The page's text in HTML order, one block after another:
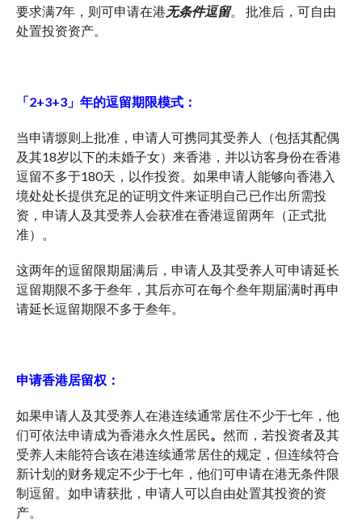
要求满7年，则可申请在港无条件逗留。 批准后，可自由
处置投资资产。
「2+3+3 」年的逗留期限模式：
当申请塬则上批准，申请人可携同其受养人（包括其配偶
及其18岁以下的未婚子女）来香港，并以访客身份在香港
逗留不多于180天，以作投资。如果申请人能够向香港入
境处处长提供充足的证明文件来证明自己已作出所需投
资，申请人及其受养人会获准在香港逗留两年（正式批
准）。
这两年的逗留限期届满后，申请人及其受养人可申请延长
逗留期限不多于叁年，其后亦可在每个叁年期届满时再申
请延长逗留期限不多于叁年。
申请香港居留权：
如果申请人及其受养人在港连续通常居住不少于七年，他
们可依法申请成为香港永久性居民。 然而，若投资者及其
受养人未能符合该在港连续通常居住的规定，但连续符合
新计划的财务规定不少于七年，他们可申请在港无条件限
制逗留。如申请获批，申请人可以自由处置其投资的资
产。